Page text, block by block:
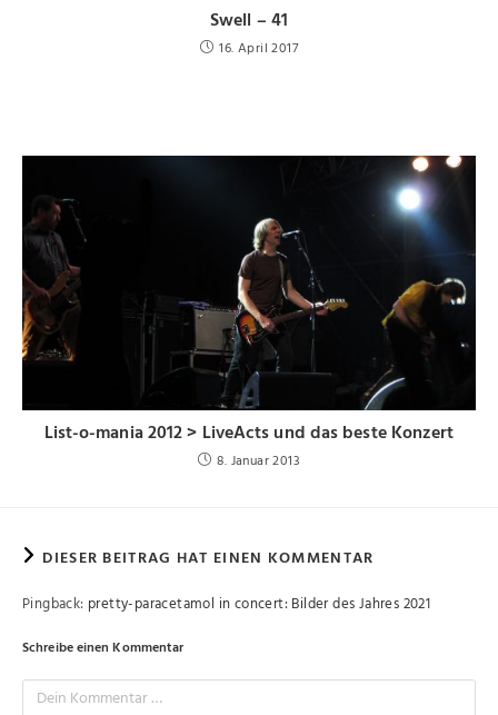
Swell – 41
16. April 2017
List-o-mania 2012 > LiveActs und das beste Konzert
8. Januar 2013
DIESER BEITRAG HAT EINEN KOMMENTAR
Pingback: pretty-paracetamol in concert: Bilder des Jahres 2021
Schreibe einen Kommentar